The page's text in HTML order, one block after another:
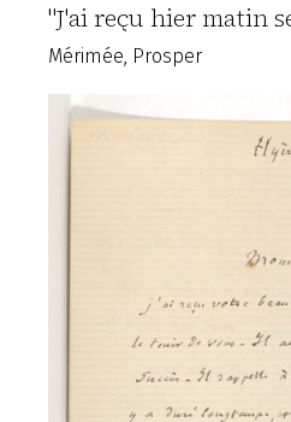
"J'ai reçu hier matin
Mérimée, Prosper